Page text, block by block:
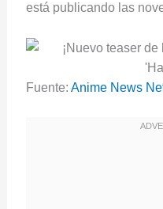
está publicando las
Fuente: Anime News